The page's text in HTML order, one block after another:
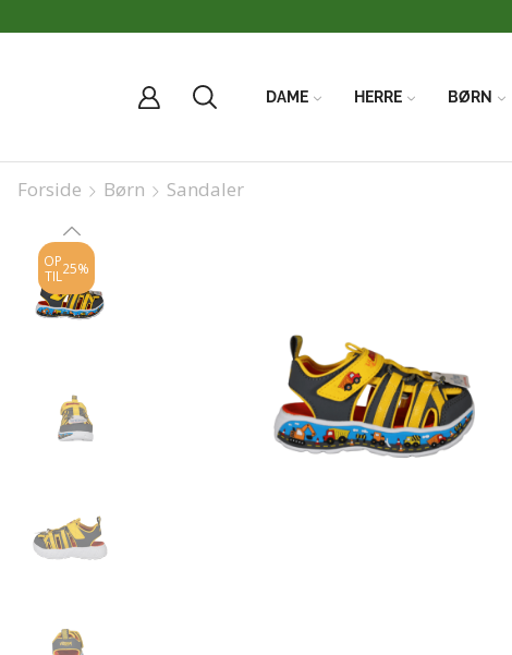
DAME HERRE BØRN
Forside Børn Sandaler
OP
TIL 25%